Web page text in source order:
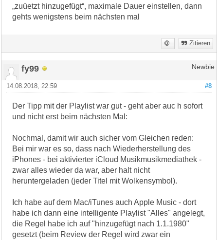
„zuüetzt hinzugefügt“, maximale Dauer einstellen, dann
gehts wenigstens beim nächsten mal
Zitieren
fy99 Newbie
#8
14.08.2018, 22:59
Der Tipp mit der Playlist war gut - geht aber auc h sofort
und nicht erst beim nächsten Mal:
Nochmal, damit wir auch sicher vom Gleichen reden:
Bei mir war es so, dass nach Wiederherstellung des
iPhones - bei aktivierter iCloud Musikmusikmediathek -
zwar alles wieder da war, aber halt nicht
heruntergeladen (jeder Titel mit Wolkensymbol).
Ich habe auf dem Mac/iTunes auch Apple Music - dort
habe ich dann eine intelligente Playlist "Alles" angelegt,
die Regel habe ich auf "hinzugefügt nach 1.1.1980"
gesetzt (beim Review der Regel wird zwar ein